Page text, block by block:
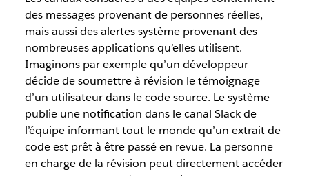
des messages provenant de personnes réelles,
mais aussi des alertes système provenant des
nombreuses applications qu’elles utilisent.
Imaginons par exemple qu’un développeur
décide de soumettre à révision le témoignage
d’un utilisateur dans le code source. Le système
publie une notification dans le canal Slack de
l’équipe informant tout le monde qu’un extrait de
code est prêt à être passé en revue. La personne
en charge de la révision peut directement accéder